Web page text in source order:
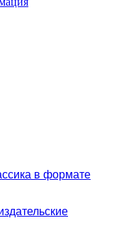
в формате